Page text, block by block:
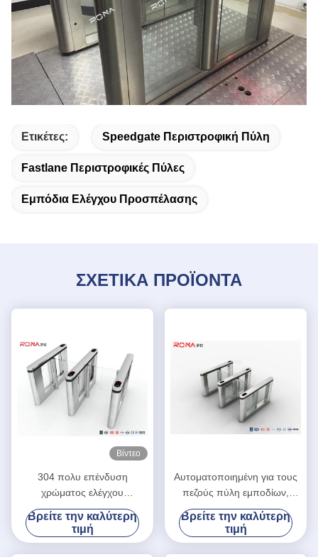
Ετικέτες: Speedgate Περιστροφική Πύλη
Fastlane Περιστροφικές Πύλες
Εμπόδια Ελέγχου Προσπέλασης
ΣΧΕΤΙΚΑ ΠΡΟΪΟΝΤΑ
Βίντεο
304 πολυ επένδυση
χρώματος ελέγχου
προσπέλασης
περιστροφικών πυλών
πυλών ταχύτητας
Βρείτε την καλύτερη
τιμή
Αυτοματοποιημένη για τους
πεζούς πύλη εμποδίων,
συστήματα ασφαλείας 304
περιστροφικών πυλών
ανοξείδωτο
Βρείτε την καλύτερη
τιμή